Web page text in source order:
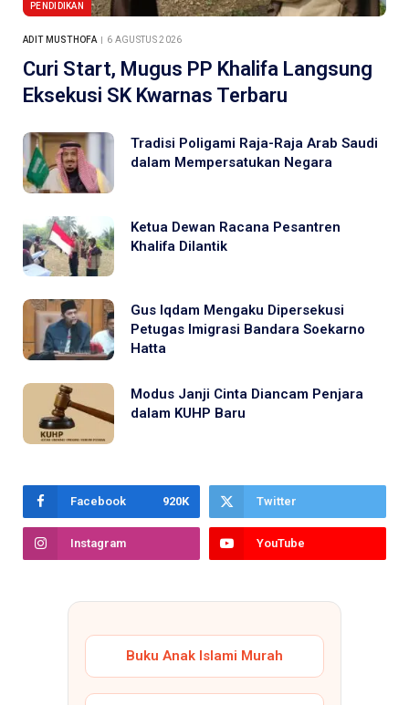
PENDIDIKAN
ADIT MUSTHOFA 6 AGUSTUS 2026
Curi Start, Mugus PP Khalifa Langsung
Eksekusi SK Kwarnas Terbaru
Tradisi Poligami Raja-Raja Arab Saudi
dalam Mempersatukan Negara
Ketua Dewan Racana Pesantren
Khalifa Dilantik
Gus Iqdam Mengaku Dipersekusi
Petugas Imigrasi Bandara Soekarno
Hatta
Modus Janji Cinta Diancam Penjara
dalam KUHP Baru
Facebook 920K Twitter
Instagram YouTube
Buku Anak Islami Murah